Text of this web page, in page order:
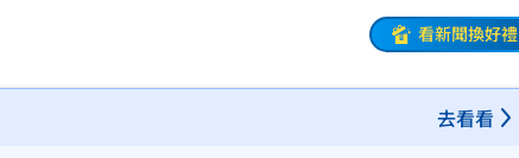
看新聞換好禮
去看看